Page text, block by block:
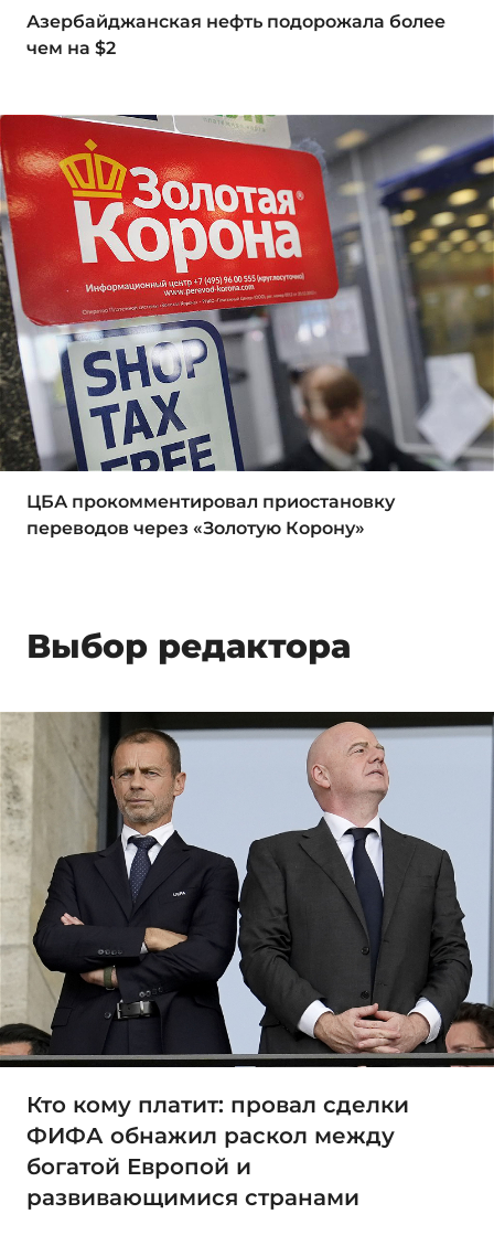
Азербайджанская нефть подорожала более
чем на $2
ЦБА прокомментировал приостановку
переводов через «Золотую Корону»
Выбор редактора
Кто кому платит: провал сделки
ФИФА обнажил раскол между
богатой Европой и
развивающимися странами